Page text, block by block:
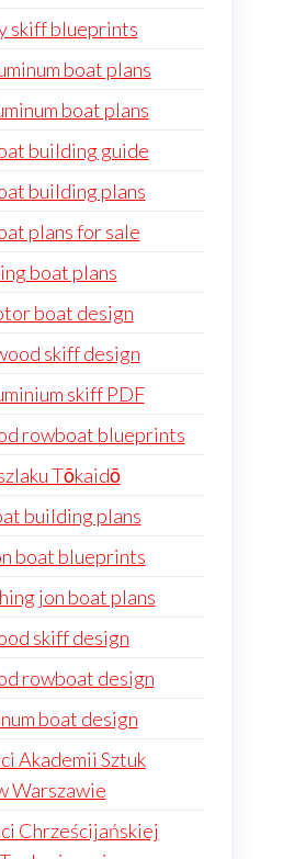
skiff blueprints
boat plans
boat plans
building guide
building plans
plans for sale
boat plans
boat design
skiff design
skiff PDF
rowboat blueprints
Tōkaidō
building plans
boat blueprints
jon boat plans
skiff design
rowboat design
boat design
Akademii Sztuk
Warszawie
Chrześcijańskiej